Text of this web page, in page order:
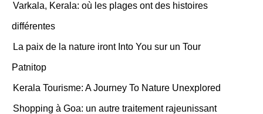
Varkala, Kerala: où les plages ont des histoires
différentes
La paix de la nature iront Into You sur un Tour
Patnitop
Kerala Tourisme: A Journey To Nature Unexplored
Shopping à Goa: un autre traitement rajeunissant